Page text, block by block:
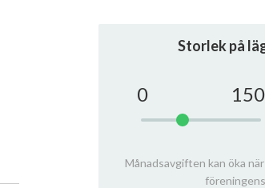
Storlek på
0 150
Månadsavgiften kan öka